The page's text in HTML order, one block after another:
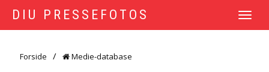
DIU PRESSEFOTOS
TOGGLE
Forside Medie-database